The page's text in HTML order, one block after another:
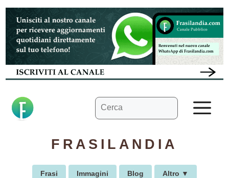
Vai
contenuto
Ricerca
per:
FRASILANDIA
Frasi Immagini Blog Altro ▼